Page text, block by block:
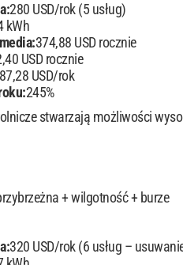
280 USD/rok (5 usług)
kWh
374,88 USD rocznie
USD rocznie
USD/rok
245%
stwarzają możliwości
+ wilgotność + burze
320 USD/rok (6 usług –